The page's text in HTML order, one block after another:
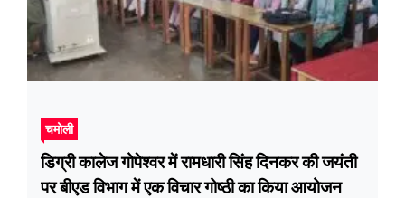
चमोली
डिग्री कालेज गोपेश्वर में रामधारी सिंह दिनकर की जयंती
पर बीएड विभाग में एक विचार गोष्ठी का किया आयोजन